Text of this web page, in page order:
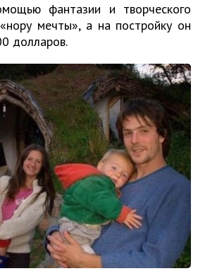
фантазии и творческого
мечты», а на постройку он
долларов.